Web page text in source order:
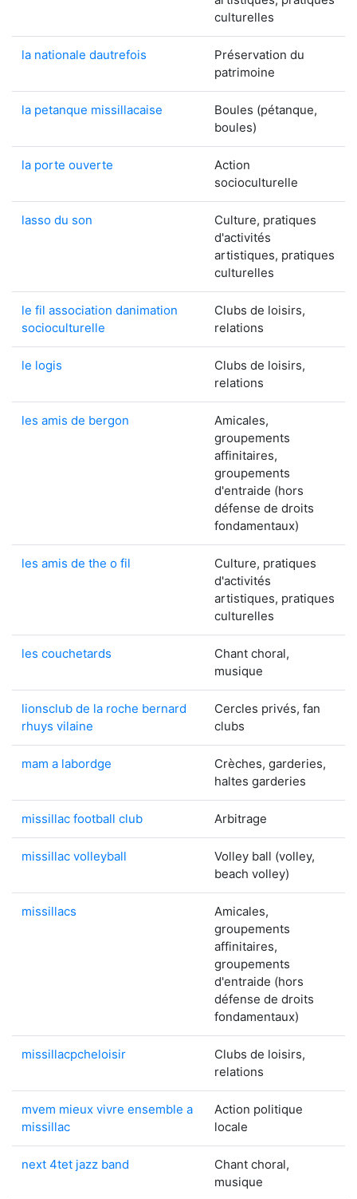
culturelles
la nationale dautrefois
Préservation du
patrimoine
la petanque missillacaise
Boules (pétanque,
boules)
la porte ouverte
Action
socioculturelle
lasso du son
Culture, pratiques
d'activités
artistiques, pratiques
culturelles
le fil association danimation
socioculturelle
Clubs de loisirs,
relations
le logis
Clubs de loisirs,
relations
les amis de bergon
Amicales,
groupements
affinitaires,
groupements
d'entraide (hors
défense de droits
fondamentaux)
les amis de the o fil
Culture, pratiques
d'activités
artistiques, pratiques
culturelles
les couchetards
Chant choral,
musique
lionsclub de la roche bernard
rhuys vilaine
Cercles privés, fan
clubs
mam a labordge
Crèches, garderies,
haltes garderies
missillac football club Arbitrage
missillac volleyball
Volley ball (volley,
beach volley)
missillacs
Amicales,
groupements
affinitaires,
groupements
d'entraide (hors
défense de droits
fondamentaux)
missillacpcheloisir
Clubs de loisirs,
relations
mvem mieux vivre ensemble a
missillac
Action politique
locale
next 4tet jazz band
Chant choral,
musique